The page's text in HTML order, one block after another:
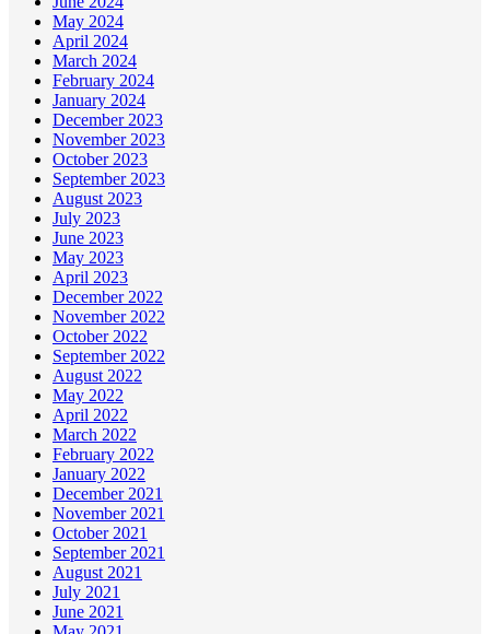
May 2024
April 2024
March 2024
February 2024
January 2024
December 2023
November 2023
October 2023
September 2023
August 2023
July 2023
June 2023
May 2023
April 2023
December 2022
November 2022
October 2022
September 2022
August 2022
May 2022
April 2022
March 2022
February 2022
January 2022
December 2021
November 2021
October 2021
September 2021
August 2021
July 2021
June 2021